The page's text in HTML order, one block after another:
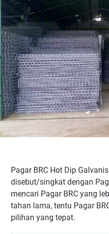
Pagar BRC Hot Dip
disebut/singkat dengan
mencari Pagar BRC yang
tahan lama, tentu Pagar
pilihan yang tepat.